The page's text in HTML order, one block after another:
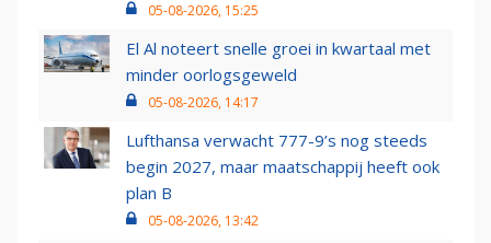
05-08-2026, 15:25
El Al noteert snelle groei in kwartaal met
minder oorlogsgeweld
05-08-2026, 14:17
Lufthansa verwacht 777-9’s nog steeds
begin 2027, maar maatschappij heeft ook
plan B
05-08-2026, 13:42